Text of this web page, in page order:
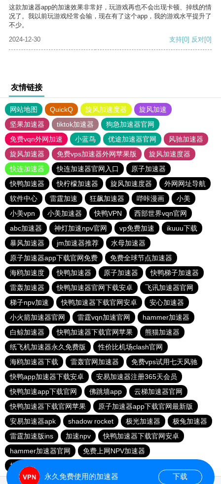
这款加速器app的加速效果非常好，玩游戏再也不会出现卡顿、掉线的情
况了。我以前玩游戏经常会输，现在有了这个app，我的游戏水平提升了
不少。
2024-12-30
支持[0] 反对[0]
友情链接
网站地图 QuickQ 旋风加速度器
旋风加速
坚果加速器
tiktok加速器
狗急加速器官网
免费vqn外网加速
小蓝鸟 优途加速器官网
风驰加速器
旋风加速器
免费vps加速器外网苹果版
旋风加速度器
快连加速器
快连加速器官网入口
原子加速器
快鸭加速器
快柠檬加速器 旋风加速度器
外网网址导航
软件中心
雷霆加速 狂飙加速器 哔咔漫画
小美
小美vpn
小美加速器 快鸭VPN
西部世界vqn官网
abc加速器
神灯加速npv官网 vp免费加速
ikuuu下载
暴风加速器
jm加速器推荐
水母加速器
原子加速器app下载官网免费
免费全球节点加速器
海鸥加速度
快鸭加速器 原子加速器
快鸭梯子加速器
雷轰加速器
快鸭加速器官网下载安卓
飞讯加速器官网
梯子npv加速
快鸭加速器下载官网安卓
安心加速器
小火箭加速器官网
雷霆vqn加速官网
hammer加速器
白鲸加速器
快鸭加速器下载官网苹果
熊猫加速器
纸飞机加速器永久免费版
性价比机场clash官网
海鸥加速器下载
雷轰官网加速器
免费vps试用七天风驰
快鸭app加速器下载安卓
安易加速器注册365天会员
快鸭加速app下载官网
佛跳墙app
云梯加速器官网
快鸭加速器下载官网苹果
原子加速器app下载官网最新版
安易加速器apk
shadow rocket 极光加速器
极兔加速器
雷霆加速版ins
加速npv
快鸭加速器下载官网安卓
hammer加速器官网
免费上网NPV加速器
梯子vp加速器永久免费加速
永久免费使用的加速器 下载